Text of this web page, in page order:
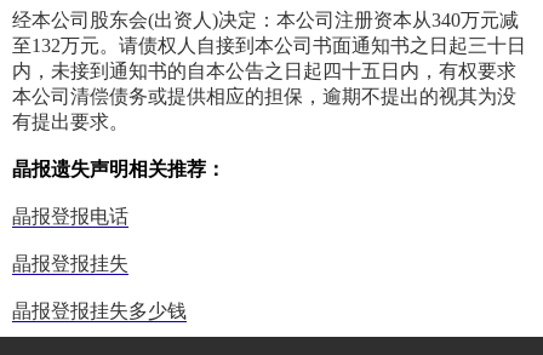
经本公司股东会(出资人)决定：本公司注册资本从340万元减
至132万元。请债权人自接到本公司书面通知书之日起三十日
内，未接到通知书的自本公告之日起四十五日内，有权要求
本公司清偿债务或提供相应的担保，逾期不提出的视其为没
有提出要求。
晶报遗失声明相关推荐：
晶报登报电话
晶报登报挂失
晶报登报挂失多少钱